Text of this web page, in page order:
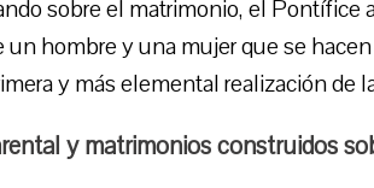
sobre el matrimonio, el Pontífice
un hombre y una mujer que se
y más elemental realización de
y matrimonios construidos